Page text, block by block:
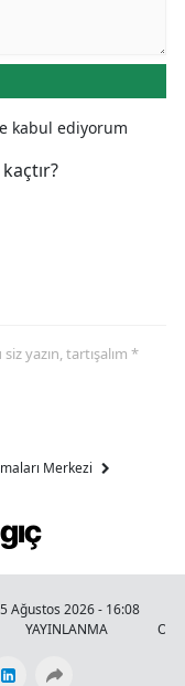
kabul ediyorum
yazın, tartışalım *
Merkezi
Ağustos 2026 - 16:08
YAYINLANMA